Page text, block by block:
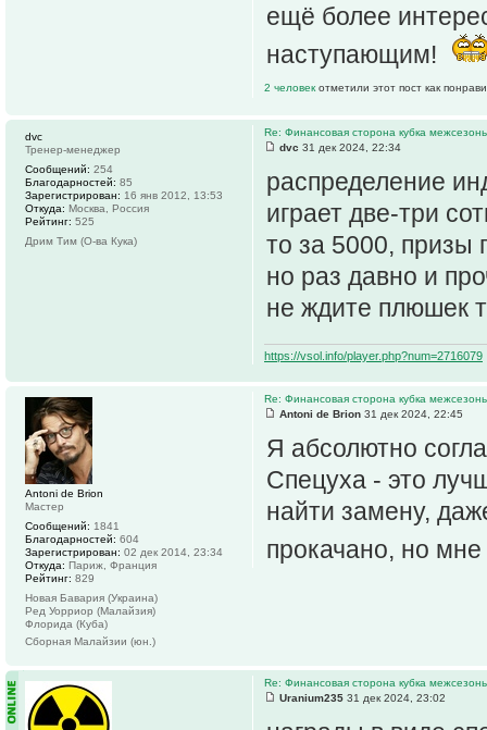
ещё более
наступающим!
2 человек отметили этот пост как
Re: Финансовая сторона кубка
dvc 31 дек 2024, 22:34
распределение
играет две-три
то за 5000, призы
но раз давно и
не ждите плюшек
https://vsol.info/player.php?num=2716079
dvc
Тренер-менеджер
Сообщений: 254
Благодарностей: 85
Зарегистрирован: 16 янв 2012, 13:53
Откуда: Москва, Россия
Рейтинг: 525
Дрим Тим (О-ва Кука)
Re: Финансовая сторона кубка
Antoni de Brion 31 дек 2024, 22:45
Я абсолютно
Спецуха - это
найти замену,
прокачано, но
Antoni de Brion
Мастер
Сообщений: 1841
Благодарностей: 604
Зарегистрирован: 02 дек 2014, 23:34
Откуда: Париж, Франция
Рейтинг: 829
Новая Бавария (Украина)
Ред Уорриор (Малайзия)
Флорида (Куба)
Сборная Малайзии (юн.)
Re: Финансовая сторона кубка
Uranium235 31 дек 2024, 23:02